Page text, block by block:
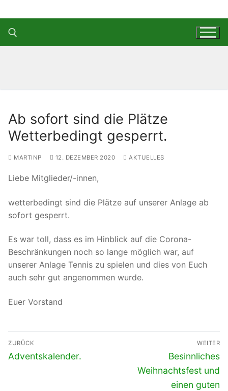
Inhalt
springen
Ab sofort sind die Plätze
Wetterbedingt gesperrt.
MARTINP 12. DEZEMBER 2020 AKTUELLES
Liebe Mitglieder/-innen,
wetterbedingt sind die Plätze auf unserer Anlage ab
sofort gesperrt.
Es war toll, dass es im Hinblick auf die Corona-
Beschränkungen noch so lange möglich war, auf
unserer Anlage Tennis zu spielen und dies von Euch
auch sehr gut angenommen wurde.
Euer Vorstand
Beitragsnavigation
ZURÜCK
Vorheriger
Adventskalender.
WEITER
Nächster
Beitrag:
Besinnliches
Weihnachtsfest und
einen guten